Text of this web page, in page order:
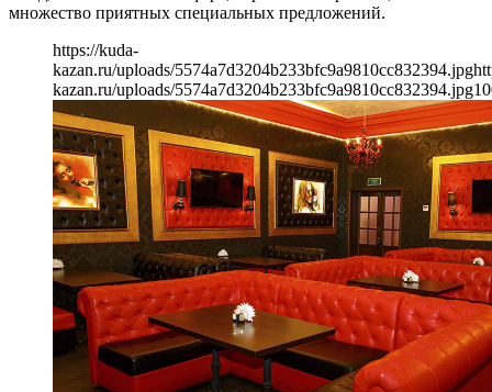
множество приятных специальных предложений.
https://kuda-
kazan.ru/uploads/5574a7d3204b233bfc9a9810cc832394.jpg
kazan.ru/uploads/5574a7d3204b233bfc9a9810cc832394.jpg